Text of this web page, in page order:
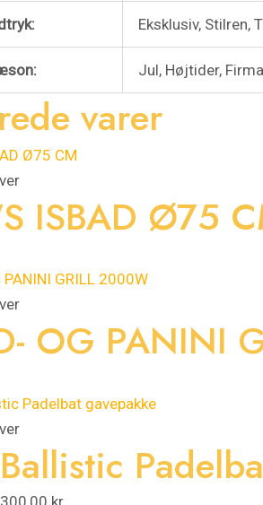
Eksklusiv, Stilren,
Jul, Højtider,
varer
ISBAD Ø75
OG PANINI
300,00 kr.